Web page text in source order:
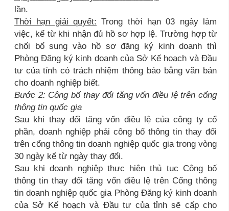
lần.
Thời hạn giải quyết: Trong thời hạn 03 ngày làm
việc, kể từ khi nhận đủ hồ sơ hợp lệ. Trường hợp từ
chối bổ sung vào hồ sơ đăng ký kinh doanh thì
Phòng Đăng ký kinh doanh của Sở Kế hoạch và Đầu
tư của tỉnh có trách nhiệm thông báo bằng văn bản
cho doanh nghiệp biết.
Bước 2: Công bố thay đổi tăng vốn điều lệ trên cổng
thông tin quốc gia
Sau khi thay đổi tăng vốn điều lệ của công ty cổ
phần, doanh nghiệp phải công bố thông tin thay đổi
trên cổng thông tin doanh nghiệp quốc gia trong vòng
30 ngày kể từ ngày thay đổi.
Sau khi doanh nghiệp thực hiện thủ tục Công bố
thông tin thay đổi tăng vốn điều lệ trên Cổng thông
tin doanh nghiệp quốc gia Phòng Đăng ký kinh doanh
của Sở Kế hoạch và Đầu tư của tỉnh sẽ cấp cho